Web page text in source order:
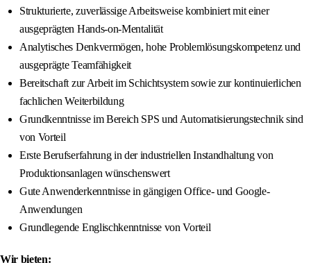
Strukturierte, zuverlässige Arbeitsweise kombiniert mit einer
ausgeprägten Hands-on-Mentalität
Analytisches Denkvermögen, hohe Problemlösungskompetenz und
ausgeprägte Teamfähigkeit
Bereitschaft zur Arbeit im Schichtsystem sowie zur kontinuierlichen
fachlichen Weiterbildung
Grundkenntnisse im Bereich SPS und Automatisierungstechnik sind
von Vorteil
Erste Berufserfahrung in der industriellen Instandhaltung von
Produktionsanlagen wünschenswert
Gute Anwenderkenntnisse in gängigen Office- und Google-
Anwendungen
Grundlegende Englischkenntnisse von Vorteil
Wir bieten: